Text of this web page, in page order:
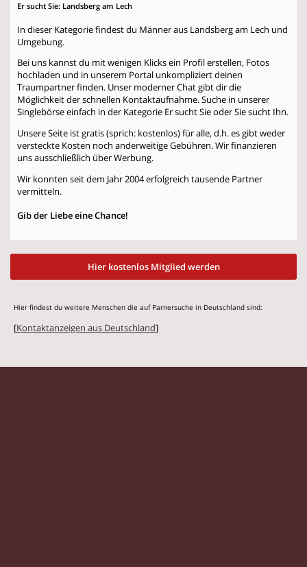
Er sucht Sie: Landsberg am Lech
In dieser Kategorie findest du Männer aus Landsberg am Lech und
Umgebung.
Bei uns kannst du mit wenigen Klicks ein Profil erstellen, Fotos
hochladen und in unserem Portal unkompliziert deinen
Traumpartner finden. Unser moderner Chat gibt dir die
Möglichkeit der schnellen Kontaktaufnahme. Suche in unserer
Singlebörse einfach in der Kategorie Er sucht SieoderSie sucht Ihn.
Unsere Seite ist gratis (sprich: kostenlos) für alle, d.h. es gibt weder
versteckte Kosten noch anderweitige Gebühren. Wir finanzieren
uns ausschließlich über Werbung.
Wir konnten seit dem Jahr 2004 erfolgreich tausende Partner
vermitteln.
Gib der Liebe eine Chance!
Hier kostenlos Mitglied werden
Hier findest du weitere Menschen die auf Parnersuche in Deutschland sind:
[Kontaktanzeigen aus Deutschland]